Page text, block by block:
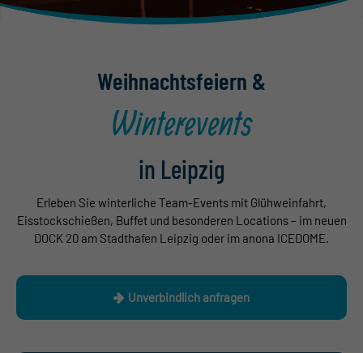
Weihnachtsfeiern &
Winterevents
in Leipzig
Erleben Sie winterliche Team-Events mit Glühweinfahrt,
Eisstockschießen, Buffet und besonderen Locations – im neuen
DOCK 20 am Stadthafen Leipzig oder im anona ICEDOME.
Unverbindlich anfragen
Shop